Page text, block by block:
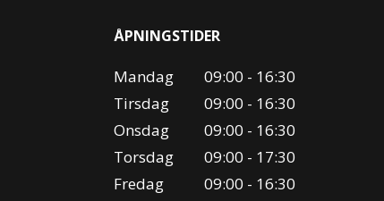
ÅPNINGSTIDER
Mandag
09:00 - 16:30
Tirsdag
09:00 - 16:30
Onsdag
09:00 - 16:30
Torsdag
09:00 - 17:30
Fredag
09:00 - 16:30